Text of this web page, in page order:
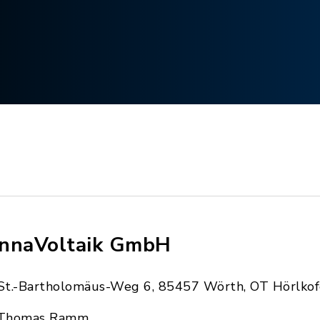
GmbH
Bartholomäus-Weg 6, 85457 Wörth, OT